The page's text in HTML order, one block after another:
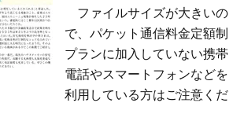
ファイルサイズが大きいの
で、パケット通信料金定額制
プランに加入していない携帯
電話やスマートフォンなどを
利用している方はご注意くだ